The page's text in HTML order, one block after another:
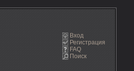
Вход
Регистрация
FAQ
Поиск